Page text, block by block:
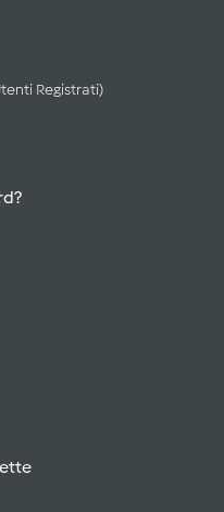
Registrati)